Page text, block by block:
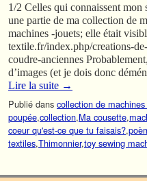
1/2 Celles qui connaissent
une partie de ma collection de
machines -jouets; elle était
textile.fr/index.php/creations-
coudre-anciennes
d’images (et je dois donc
Lire la suite →
Publié dans collection de
poupée,collection,Ma cousette,
coeur qu'est-ce que tu faisais?,
textiles,Thimonnier,toy sewing